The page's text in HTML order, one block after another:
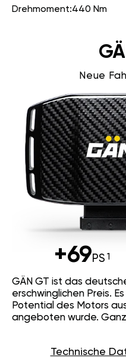
Drehmoment:440 Nm
Neue
+69PS
GÄN GT ist das
erschwinglichen Preis.
Potential des Motors
angeboten wurde. Ganz
Technische